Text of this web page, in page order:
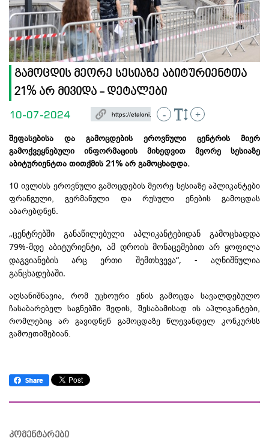
გამოცდის მეორე სესიაზე აბიტურიენტთა
21% არ მივიდა - დეტალები
10-07-2024 - +
შეფასებისა და გამოცდების ეროვნული ცენტრის მიერ
გამოქვეყნებული ინფორმაციის მიხედვით მეორე სესიაზე
აბიტურიენტთა თითქმის 21% არ გამოცხადდა.
10 ივლისს ეროვნული გამოცდების მეორე სესიაზე აპლიკანტები
ფრანგული, გერმანული და რუსული ენების გამოცდას
აბარებდნენ.
„ცენტრებში განაწილებული აპლიკანტებიდან გამოცხადდა
79%-მდე აბიტურიენტი, ამ დროის მონაცემებით არ ყოფილა
დაგვიანების არც ერთი შემთხვევა“, - აღნიშნულია
განცხადებაში.
აღსანიშნავია, რომ უცხოური ენის გამოცდა სავალდებულო
ჩასაბარებელ საგნებში შედის, შესაბამისად ის აპლიკანტები,
რომლებიც არ გავიდნენ გამოცდაზე წლევანდელ კონკურსს
გამოეთიშებიან.
კომენტარები